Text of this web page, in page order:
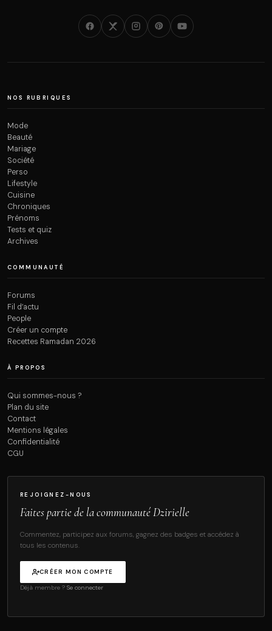
NOS RUBRIQUES
Mode
Beauté
Mariage
Société
Perso
Lifestyle
Cuisine
Chroniques
Prénoms
Tests et quiz
Archives
COMMUNAUTÉ
Forums
Fil d’actu
People
Créer un compte
Recettes Ramadan 2026
À PROPOS
Qui sommes-nous ?
Plan du site
Contact
Mentions légales
Confidentialité
CGU
REJOIGNEZ-NOUS
Faites partie de la communauté Dzirielle
Commentez, participez aux forums, gagnez des badges et accédez à
tous les contenus.
CRÉER MON COMPTE
Déjà membre ? Se connecter